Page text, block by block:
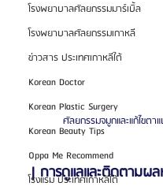
โรงพยาบาลศัลยกรรมมาร์เบิ้ล
โรงพยาบาลศัลยกรรมเกาหลี
ข่าวสาร ประเทศเกาหลีใต้
Korean Doctor
Korean Plastic Surgery
Korean Beauty Tips
Oppa Me Recommend
โรงแรม ประเทศเกาหลีใต้
ศัลยกรรมจมูกและแก้ไขต
| การดูแลและติดตามผ